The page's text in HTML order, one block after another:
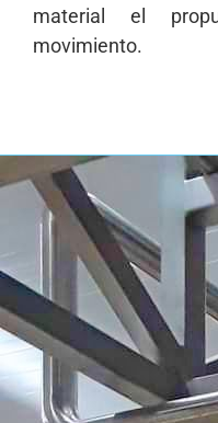
material el
movimiento.